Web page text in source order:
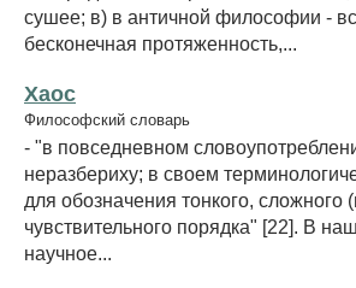
сушее; в) в античной философии -
бесконечная протяженность,...
Хаос
Философский словарь
- "в повседневном
неразбериху; в своем
для обозначения тонкого,
чувствительного порядка" [22]. В
научное...